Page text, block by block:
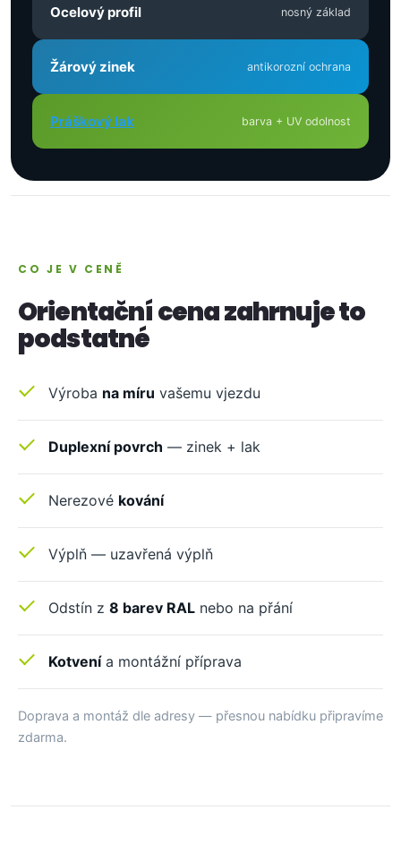
Ocelový profil nosný základ
Žárový zinek antikorozní ochrana
Práškový lak barva + UV odolnost
CO JE V CENĚ
Orientační cena zahrnuje to
podstatné
Výroba na míru vašemu vjezdu
Duplexní povrch — zinek + lak
Nerezové kování
Výplň — uzavřená výplň
Odstín z 8 barev RAL nebo na přání
Kotvenía montážní příprava
Doprava a montáž dle adresy — přesnou nabídku připravíme
zdarma.